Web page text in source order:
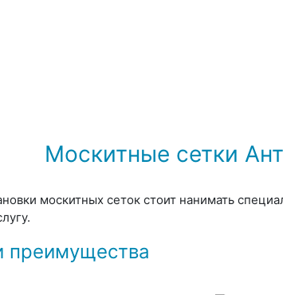
Москитные сетки
москитных сеток стоит нанимать
преимущества